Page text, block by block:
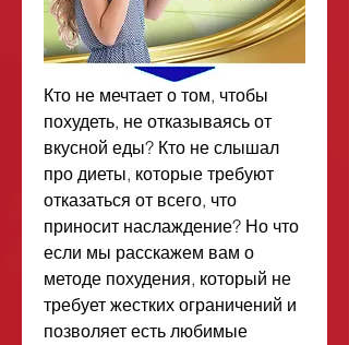
Кто не мечтает о том, чтобы
похудеть, не отказываясь от
вкусной еды? Кто не слышал
про диеты, которые требуют
отказаться от всего, что
приносит наслаждение? Но что
если мы расскажем вам о
методе похудения, который не
требует жестких ограничений и
позволяет есть любимые